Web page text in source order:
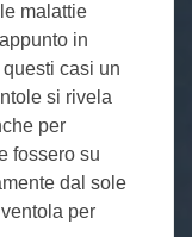
malattie
in
casi un
si rivela
per
fossero su
dal sole
per